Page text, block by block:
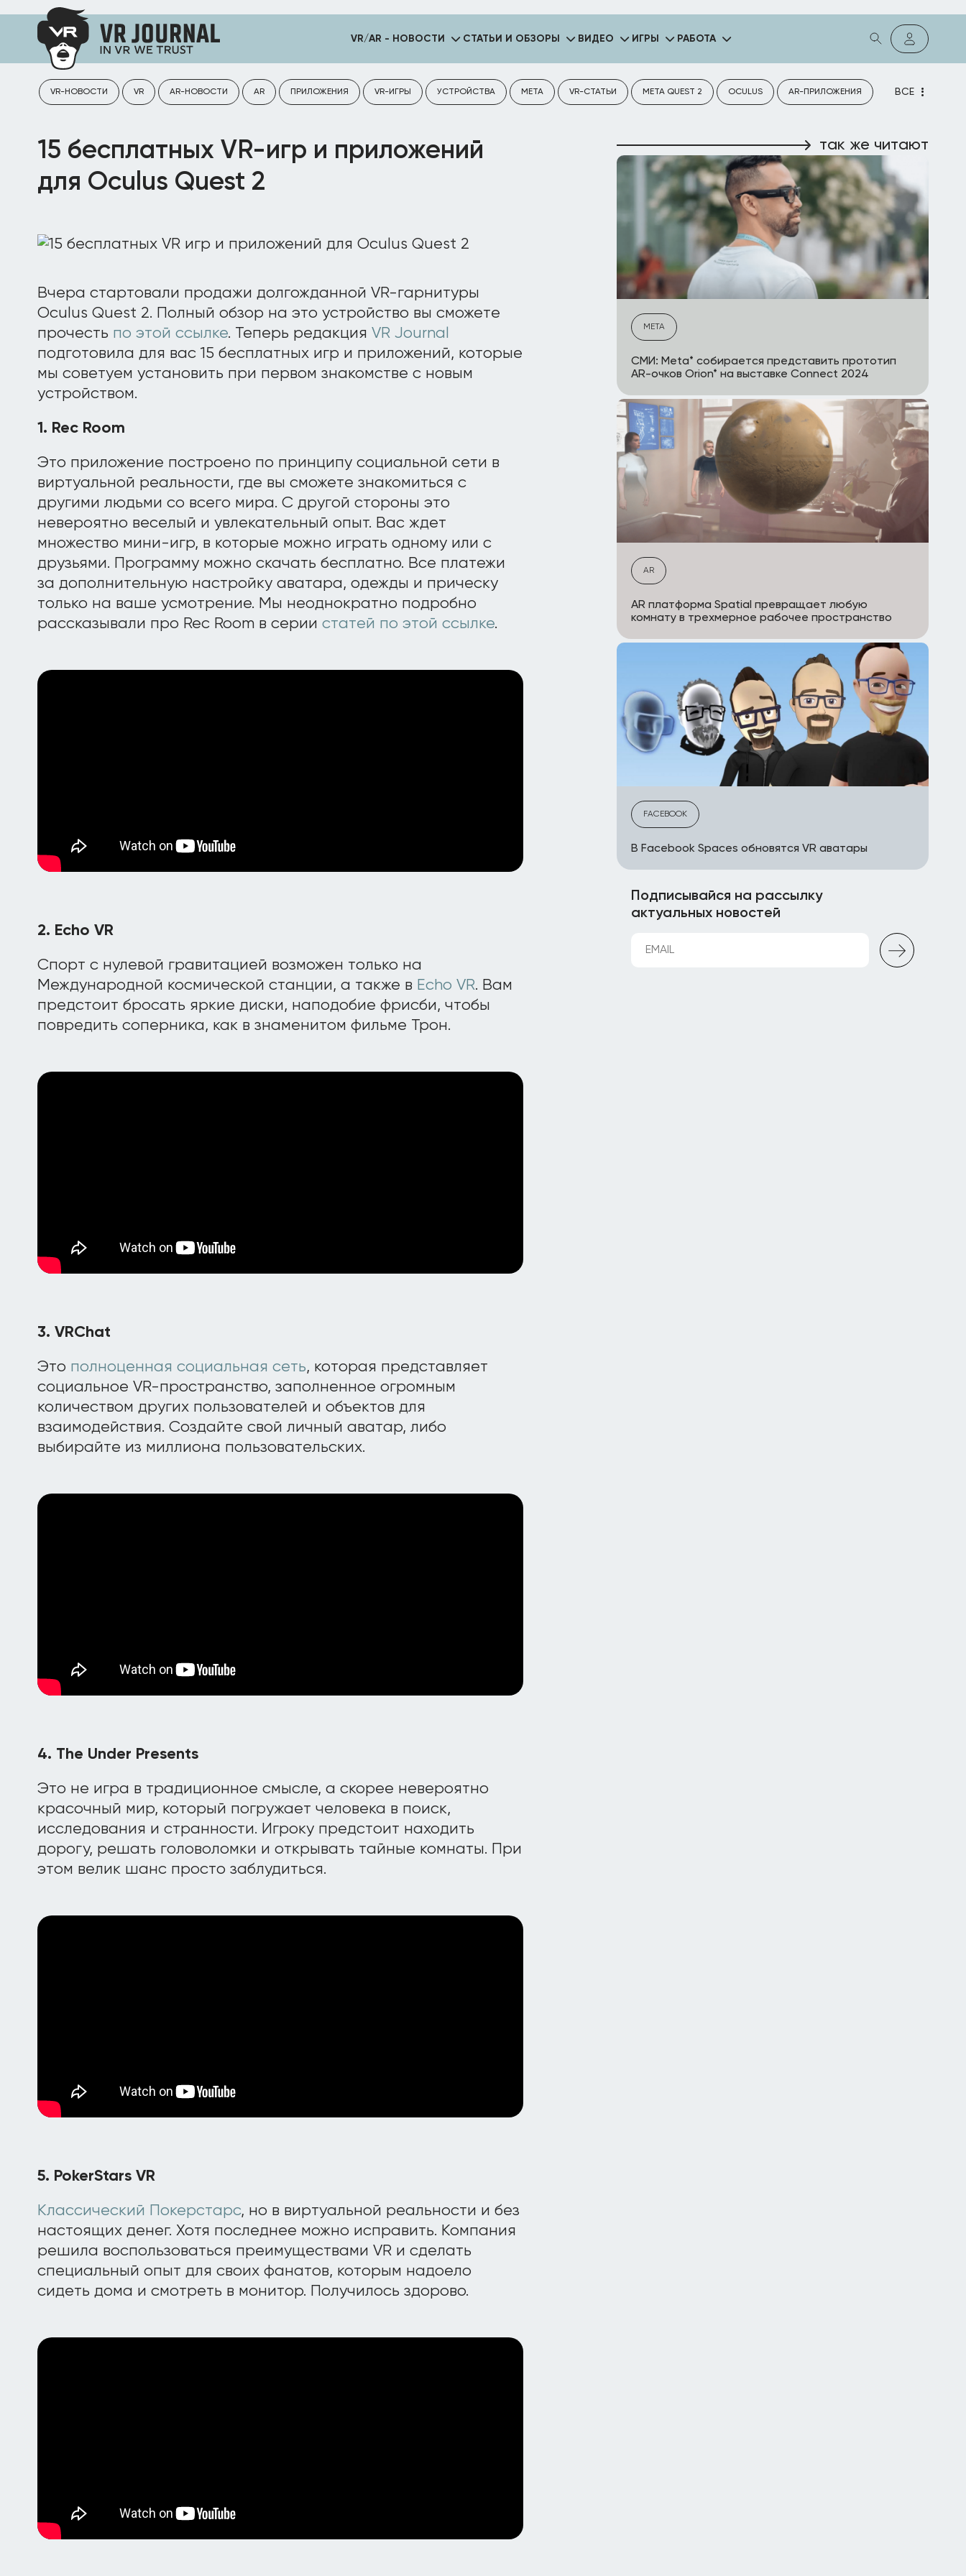
VR/AR - НОВОСТИ СТАТЬИ И ОБЗОРЫ ВИДЕО ИГРЫ РАБОТА
VR-НОВОСТИ VR AR-НОВОСТИ AR ПРИЛОЖЕНИЯ VR-ИГРЫ УСТРОЙСТВА META VR-СТАТЬИ META QUEST 2 OCULUS AR-ПРИЛОЖЕНИЯ ВСЕ
15 бесплатных VR-игр и приложений
для Oculus Quest 2
Вчера стартовали продажи долгожданной VR-гарнитуры
Oculus Quest 2. Полный обзор на это устройство вы сможете
прочесть по этой ссылке. Теперь редакция VR Journal
подготовила для вас 15 бесплатных игр и приложений, которые
мы советуем установить при первом знакомстве с новым
устройством.
1. Rec Room
Это приложение построено по принципу социальной сети в
виртуальной реальности, где вы сможете знакомиться с
другими людьми со всего мира. С другой стороны это
невероятно веселый и увлекательный опыт. Вас ждет
множество мини-игр, в которые можно играть одному или с
друзьями. Программу можно скачать бесплатно. Все платежи
за дополнительную настройку аватара, одежды и прическу
только на ваше усмотрение. Мы неоднократно подробно
рассказывали про Rec Room в серии статей по этой ссылке.
2. Echo VR
Спорт с нулевой гравитацией возможен только на
Международной космической станции, а также в Echo VR. Вам
предстоит бросать яркие диски, наподобие фрисби, чтобы
повредить соперника, как в знаменитом фильме Трон.
3. VRChat
Это полноценная социальная сеть, которая представляет
социальное VR-пространство, заполненное огромным
количеством других пользователей и объектов для
взаимодействия. Создайте свой личный аватар, либо
выбирайте из миллиона пользовательских.
4. The Under Presents
Это не игра в традиционное смысле, а скорее невероятно
красочный мир, который погружает человека в поиск,
исследования и странности. Игроку предстоит находить
дорогу, решать головоломки и открывать тайные комнаты. При
этом велик шанс просто заблудиться.
5. PokerStars VR
Классический Покерстарс, но в виртуальной реальности и без
настоящих денег. Хотя последнее можно исправить. Компания
решила воспользоваться преимуществами VR и сделать
специальный опыт для своих фанатов, которым надоело
сидеть дома и смотреть в монитор. Получилось здорово.
так же читают
META
СМИ: Meta* собирается представить прототип
AR-очков Orion* на выставке Connect 2024
AR
AR платформа Spatial превращает любую
комнату в трехмерное рабочее пространство
FACEBOOK
В Facebook Spaces обновятся VR аватары
Подписывайся на рассылку
актуальных новостей